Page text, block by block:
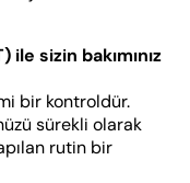
sizin bakımınız
bir kontroldür.
sürekli olarak
rutin bir